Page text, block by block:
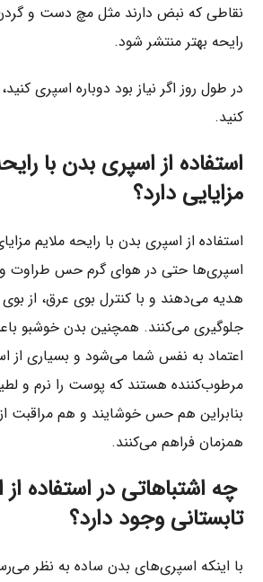
نقاطی که نبض دارند مثل مچ دست و
رایحه بهتر منتشر شود.
در طول روز اگر نیاز بود دوباره اسپری
کنید.
استفاده از اسپری بدن با
مزایایی دارد؟
استفاده از اسپری بدن با رایحه ملایم
اسپری‌ها حتی در هوای گرم حس طراوت و
هدیه می‌دهند و با کنترل بوی عرق، از
جلوگیری می‌کنند. همچنین بدن خوشبو
اعتماد به نفس شما می‌شود و بسیاری از
مرطوب‌کننده هستند که پوست را نرم و
بنابراین هم حس خوشایند و هم مراقبت
همزمان فراهم می‌کنند.
چه اشتباهاتی در استفاده
تابستانی وجود دارد؟
با اینکه اسپری‌های بدن ساده به نظر